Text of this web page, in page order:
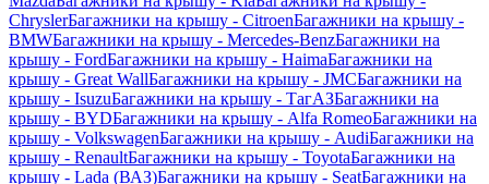
ChryslerБагажники на крышу - CitroenБагажники на крышу -
BMWБагажники на крышу - Mercedes-BenzБагажники на
крышу - FordБагажники на крышу - HaimaБагажники на
крышу - Great WallБагажники на крышу - JMCБагажники на
крышу - IsuzuБагажники на крышу - ТагАЗБагажники на
крышу - BYDБагажники на крышу - Alfa RomeoБагажники на
крышу - VolkswagenБагажники на крышу - AudiБагажники на
крышу - RenaultБагажники на крышу - ToyotaБагажники на
крышу - Lada (ВАЗ)Багажники на крышу - SeatБагажники на